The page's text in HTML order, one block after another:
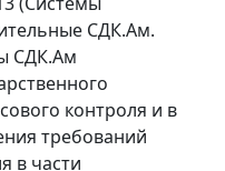
СДК.Ам.
СДК.Ам
контроля и в
требований
в части